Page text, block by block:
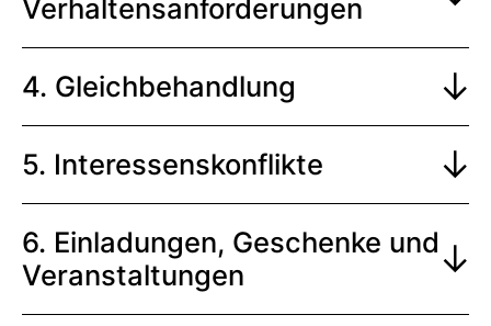
Verhaltensanforderungen
4. Gleichbehandlung
5. Interessenskonflikte
6. Einladungen, Geschenke und
Veranstaltungen